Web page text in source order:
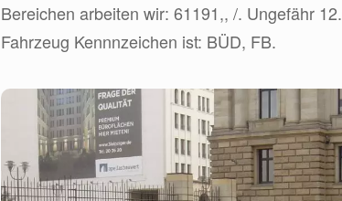
Bereichen arbeiten wir: 61191,, /. Ungefähr
Fahrzeug Kennnzeichen ist: BÜD, FB.